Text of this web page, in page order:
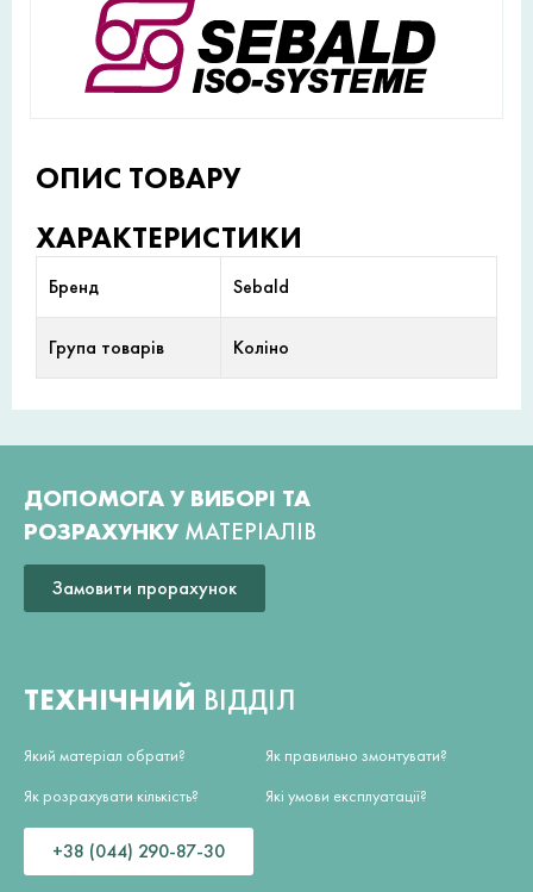
ОПИС ТОВАРУ
ХАРАКТЕРИСТИКИ
Бренд Sebald
Група товарів Коліно
ДОПОМОГА У ВИБОРІ ТА
РОЗРАХУНКУ МАТЕРІАЛІВ
Замовити прорахунок
ТЕХНІЧНИЙ ВІДДІЛ
Який матеріал обрати?
Як розрахувати кількість?
Як правильно змонтувати?
Які умови експлуатації?
+38 (044) 290-87-30